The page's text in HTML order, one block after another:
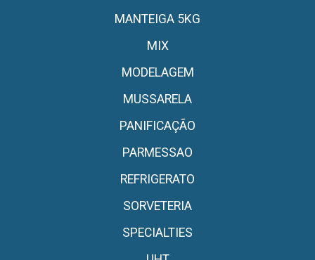
MANTEIGA 5KG
MIX
MODELAGEM
MUSSARELA
PANIFICAÇÃO
PARMESSAO
REFRIGERATO
SORVETERIA
SPECIALTIES